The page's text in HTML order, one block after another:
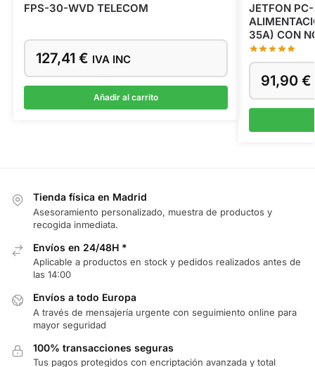
FPS-30-WVD TELECOM
127,41 € IVA INC
Añadir al carrito
JETFON
35A) CON
91,90 €
Tienda física en Madrid
Asesoramiento personalizado, muestra de productos y
recogida inmediata.
Envíos en 24/48H *
Aplicable a productos en stock y pedidos realizados antes de
las 14:00
Envíos a todo Europa
A través de mensajería urgente con seguimiento online para
mayor seguridad
100% transacciones seguras
Tus pagos protegidos con encriptación avanzada y total